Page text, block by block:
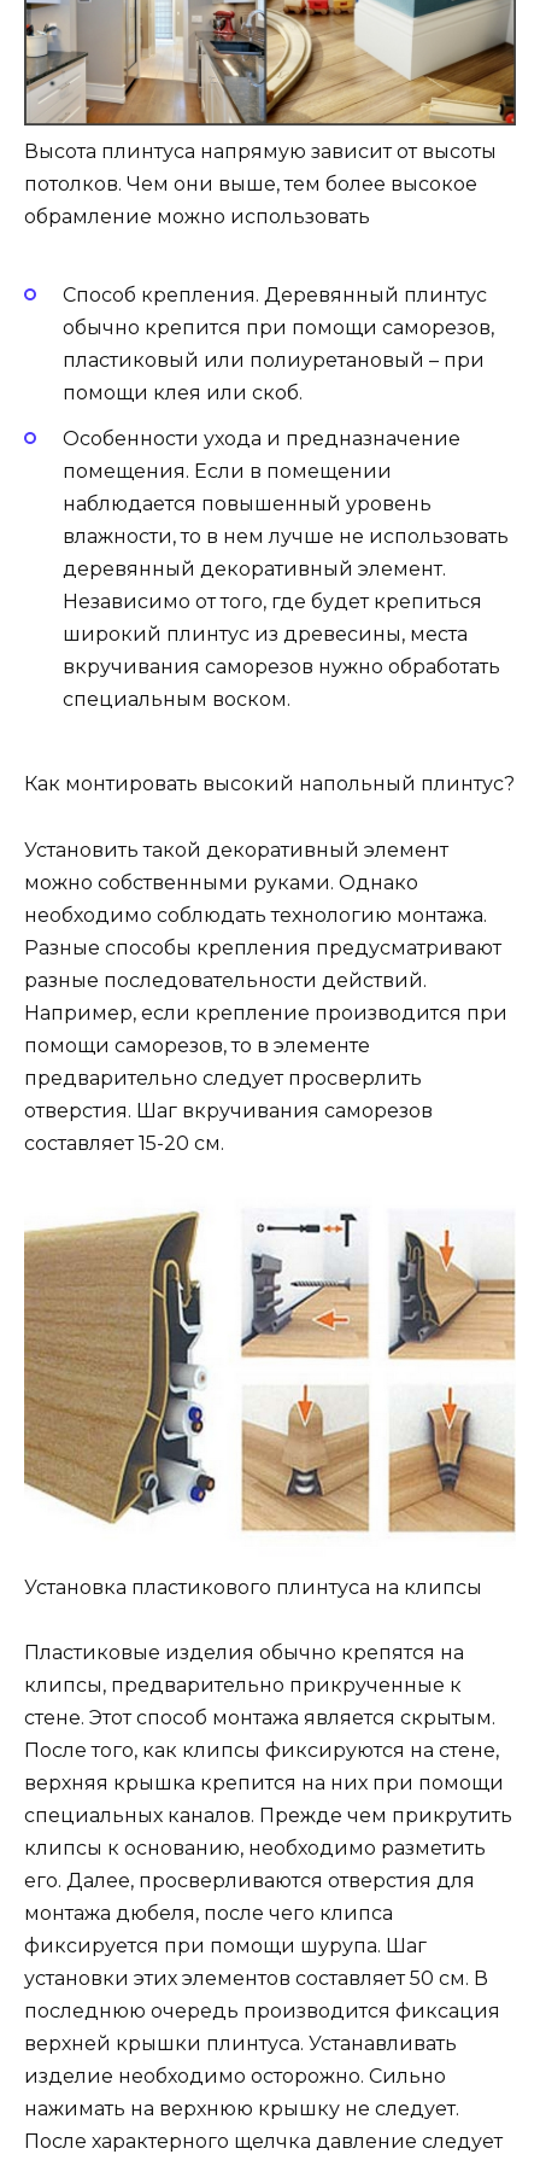
Высота плинтуса напрямую зависит от высоты
потолков. Чем они выше, тем более высокое
обрамление можно использовать
Способ крепления. Деревянный плинтус
обычно крепится при помощи саморезов,
пластиковый или полиуретановый – при
помощи клея или скоб.
Особенности ухода и предназначение
помещения. Если в помещении
наблюдается повышенный уровень
влажности, то в нем лучше не использовать
деревянный декоративный элемент.
Независимо от того, где будет крепиться
широкий плинтус из древесины, места
вкручивания саморезов нужно обработать
специальным воском.
Как монтировать высокий напольный плинтус?
Установить такой декоративный элемент
можно собственными руками. Однако
необходимо соблюдать технологию монтажа.
Разные способы крепления предусматривают
разные последовательности действий.
Например, если крепление производится при
помощи саморезов, то в элементе
предварительно следует просверлить
отверстия. Шаг вкручивания саморезов
составляет 15-20 см.
Установка пластикового плинтуса на клипсы
Пластиковые изделия обычно крепятся на
клипсы, предварительно прикрученные к
стене. Этот способ монтажа является скрытым.
После того, как клипсы фиксируются на стене,
верхняя крышка крепится на них при помощи
специальных каналов. Прежде чем прикрутить
клипсы к основанию, необходимо разметить
его. Далее, просверливаются отверстия для
монтажа дюбеля, после чего клипса
фиксируется при помощи шурупа. Шаг
установки этих элементов составляет 50 см. В
последнюю очередь производится фиксация
верхней крышки плинтуса. Устанавливать
изделие необходимо осторожно. Сильно
нажимать на верхнюю крышку не следует.
После характерного щелчка давление следует